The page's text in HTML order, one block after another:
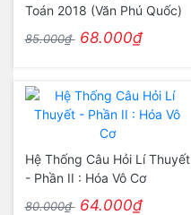
Toán 2018 (Văn Phú Quốc)
85.000₫ 68.000₫
Hệ Thống Câu Hỏi Lí Thuyết
- Phần II : Hóa Vô Cơ
80.000₫ 64.000₫